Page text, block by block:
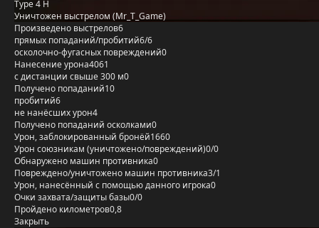
Type 4 H
Уничтожен выстрелом (Mr_T_Game)
Произведено выстрелов6
прямых попаданий/пробитий6/6
осколочно-фугасных повреждений0
Нанесение урона4061
с дистанции свыше 300 м0
Получено попаданий10
пробитий6
не нанёсших урон4
Получено попаданий осколками0
Урон, заблокированный бронёй1660
Урон союзникам (уничтожено/повреждений)0/0
Обнаружено машин противника0
Повреждено/уничтожено машин противника3/1
Урон, нанесённый с помощью данного игрока0
Очки захвата/защиты базы0/0
Пройдено километров0,8
Закрыть